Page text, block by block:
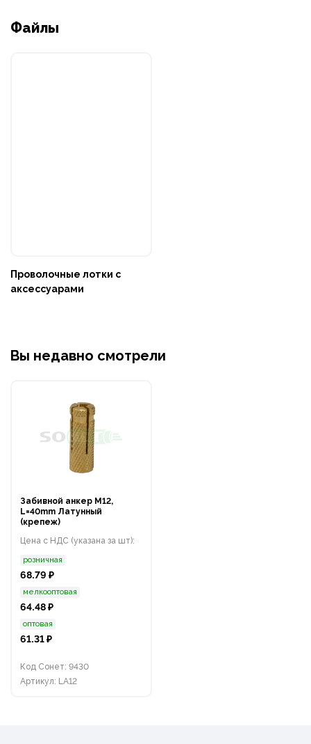
Файлы
Проволочные лотки с
аксессуарами
Вы недавно смотрели
Забивной анкер M12,
L=40mm Латунный
(крепеж)
Цена с НДС (указана за шт):
розничная
68.79 ₽
мелкооптовая
64.48 ₽
оптовая
61.31 ₽
Код Сонет: 9430
Артикул: LA12